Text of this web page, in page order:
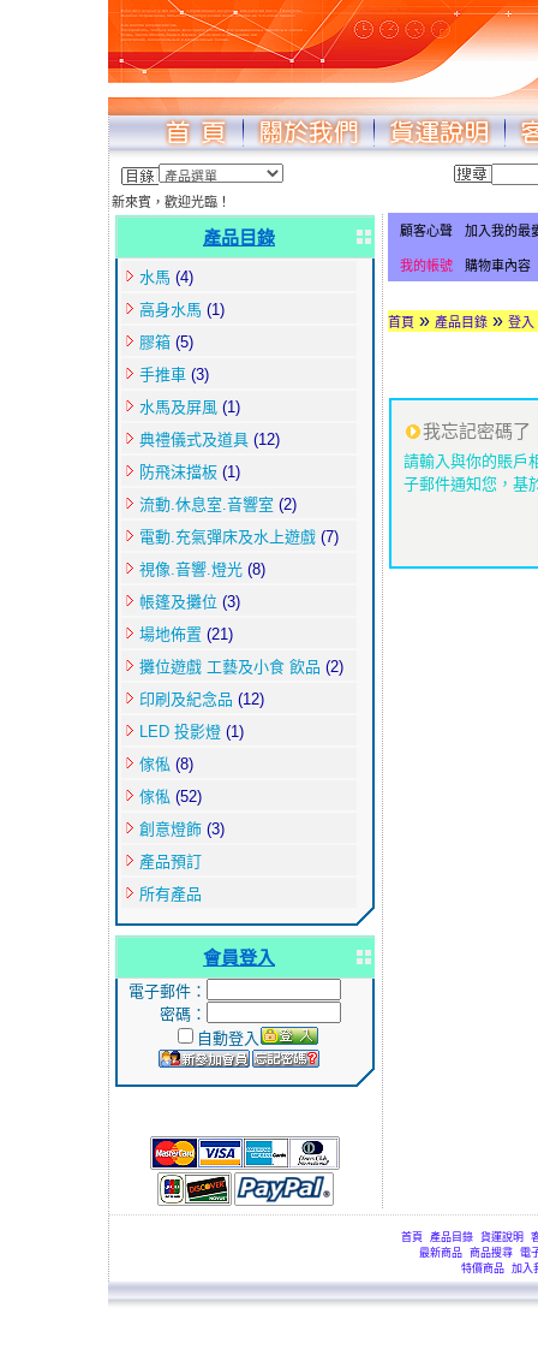
新來賓，歡迎光臨！
產品目錄
水馬 (4)
高身水馬 (1)
膠箱 (5)
手推車 (3)
水馬及屏風 (1)
典禮儀式及道具 (12)
防飛沫擋板 (1)
流動.休息室.音響室 (2)
電動.充氣彈床及水上遊戲 (7)
視像.音響.燈光 (8)
帳篷及攤位 (3)
場地佈置 (21)
攤位遊戲 工藝及小食 飲品 (2)
印刷及紀念品 (12)
LED 投影燈 (1)
傢俬 (8)
傢俬 (52)
創意燈飾 (3)
產品預訂
所有產品
會員登入
電子郵件：
密碼：
自動登入
顧客心聲 加入我的最
我的帳號 購物車內容
首頁 » 產品目錄 » 登入
我忘記密碼了
請輸入與你的賬戶
子郵件通知您，基
首頁 產品目錄 貨運說明
最新商品 商品搜尋 電
特價商品
加入